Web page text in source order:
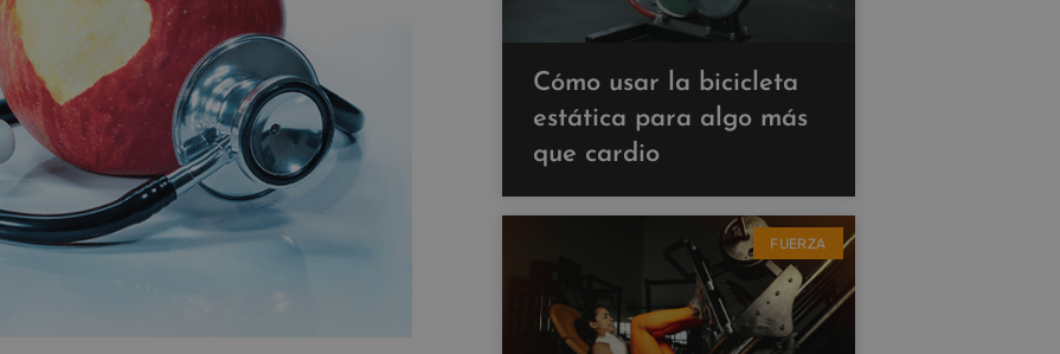
Cómo usar la bicicleta
estática para algo más
que cardio
FUERZA